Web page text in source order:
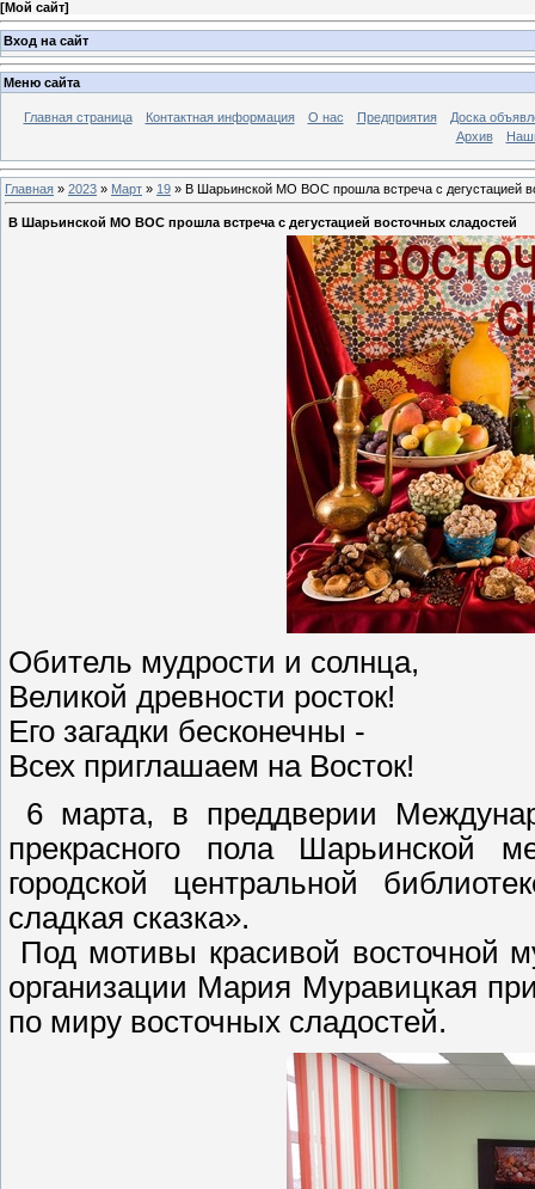
[Мой сайт]
Вход на сайт
Меню сайта
Главная страница Контактная информация О нас Предприятия
Доска
Архив
Главная » 2023 » Март » 19 » В Шарьинской МО ВОС прошла встреча с дегустацией
В Шарьинской МО ВОС прошла встреча с дегустацией восточных сладостей
Обитель мудрости и солнца,
Великой древности росток!
Его загадки бесконечны -
Всех приглашаем на Восток!
6 марта, в преддверии
прекрасного пола Шарьинской
городской центральной
сладкая сказка».
Под мотивы красивой восточной
организации Мария Муравицкая
по миру восточных сладостей.